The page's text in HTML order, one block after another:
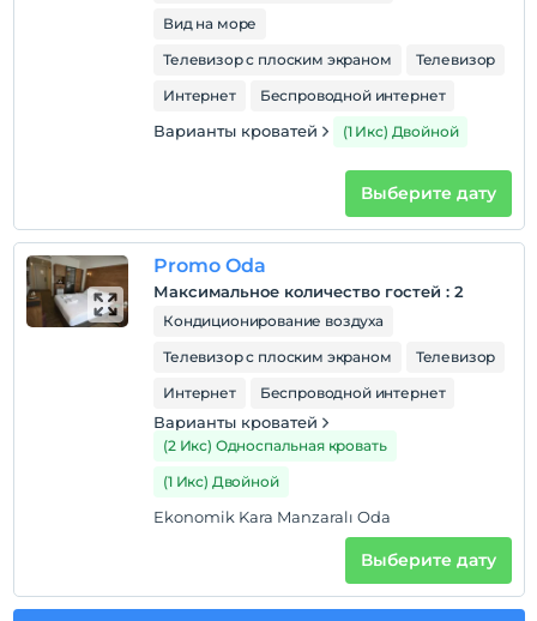
Домашние животные
Домашние животные не допускаются
С детей младше 2 плата не взимается.
Плата за 1 ребенка (детей) в возрасте до 6 на номер
не взимается.
Вид на море
Телевизор с плоским экраном
Телевизор
Интернет
Беспроводной интернет
Варианты кроватей (1 Икс) Двойной
Выберите дату
Promo Oda
Максимальное количество гостей : 2
Кондиционирование воздуха
Телевизор с плоским экраном
Телевизор
Интернет
Беспроводной интернет
Варианты кроватей
(2 Икс) Односпальная кровать
(1 Икс) Двойной
Ekonomik Kara Manzaralı Oda
Выберите дату